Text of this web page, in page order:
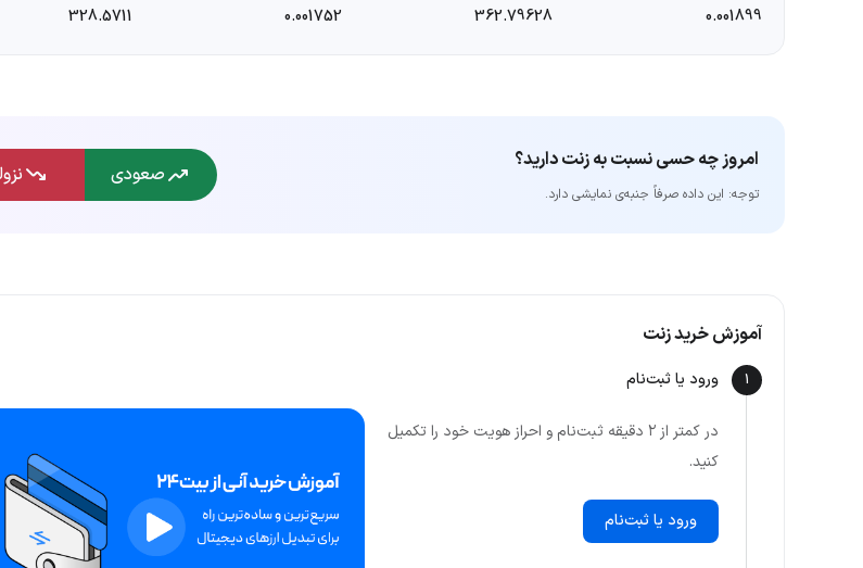
0.001899
362.79628
0.001752
328.5711
امروز چه حسی نسبت به زنت دارید؟
توجه: این داده‌ صرفاً جنبه‌ی نمایشی دارد.
صعودی
آموزش خرید زنت
1 ورود یا ثبت‌نام
در کمتر از ۲ دقیقه ثبت‌نام و احراز هویت خود را تکمیل
کنید.
ورود یا ثبت‌نام